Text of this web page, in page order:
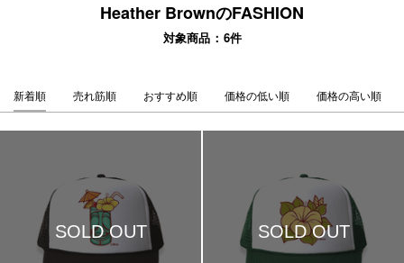
Heather BrownのFASHION
対象商品 6件
新着順 売れ筋順 おすすめ順 価格の低い順 価格の高い順
SOLD OUT SOLD OUT